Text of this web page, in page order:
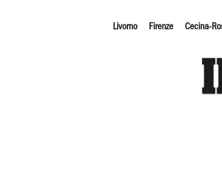
Livorno Firenze Cecina-